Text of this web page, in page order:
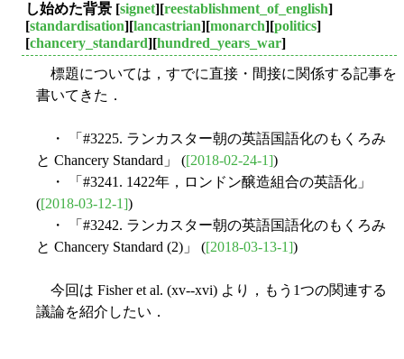
し始めた背景 [signet][reestablishment_of_english]
[standardisation][lancastrian][monarch][politics]
[chancery_standard][hundred_years_war]
標題については，すでに直接・間接に関係する記事を
書いてきた．
・ 「#3225. ランカスター朝の英語国語化のもくろみ
と Chancery Standard」 ([2018-02-24-1])
・ 「#3241. 1422年，ロンドン醸造組合の英語化」
([2018-03-12-1])
・ 「#3242. ランカスター朝の英語国語化のもくろみ
と Chancery Standard (2)」 ([2018-03-13-1])
今回は Fisher et al. (xv--xvi) より，もう1つの関連する
議論を紹介したい．